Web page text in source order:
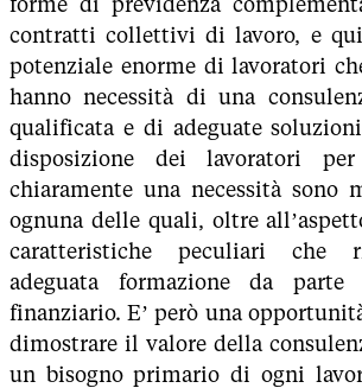
contratti collettivi di lavoro, e
potenziale enorme di lavoratori
hanno necessità di una
qualificata e di adeguate
disposizione dei lavoratori
chiaramente una necessità sono
ognuna delle quali, oltre
caratteristiche peculiari che
adeguata formazione da parte
finanziario. E’ però una
dimostrare il valore della
un bisogno primario di ogni